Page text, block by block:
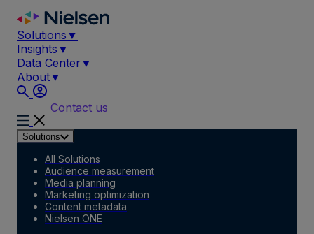
Skip
content
Solutions ▼
Insights ▼
Data Center ▼
About▼
Contact us
Solutions
All Solutions
Audience measurement
Media planning
Marketing optimization
Content metadata
Nielsen ONE